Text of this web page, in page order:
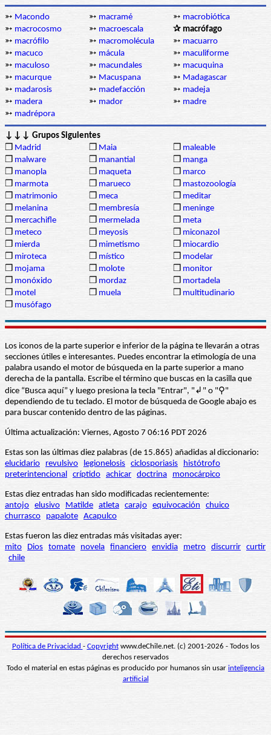
➳ Macondo ➳ macramé ➳ macrobiótica
➳ macrocosmo ➳ macroescala
✰ macrófago
➳ macrófilo ➳ macromolécula ➳ macuarro
➳ macuco ➳ mácula ➳ maculiforme
➳ maculoso ➳ macundales ➳ macuquina
➳ macurque ➳ Macuspana ➳ Madagascar
➳ madarosis ➳ madefacción ➳ madeja
➳ madera ➳ mador ➳ madre
➳ madrépora
↓↓↓ Grupos Siguientes
❒ Madrid ❒ Maia ❒ maleable
❒ malware ❒ manantial ❒ manga
❒ manopla ❒ maqueta ❒ marco
❒ marmota ❒ marueco ❒ mastozoología
❒ matrimonio ❒ meca ❒ meditar
❒ melanina ❒ membresía ❒ meninge
❒ mercachifle ❒ mermelada ❒ meta
❒ meteco ❒ meyosis ❒ miconazol
❒ mierda ❒ mimetismo ❒ miocardio
❒ miroteca ❒ místico ❒ modelar
❒ mojama ❒ molote ❒ monitor
❒ monóxido ❒ mordaz ❒ mortadela
❒ motel ❒ muela ❒ multitudinario
❒ musófago
Los iconos de la parte superior e inferior de la página te llevarán a otras
secciones útiles e interesantes. Puedes encontrar la etimología de una
palabra usando el motor de búsqueda en la parte superior a mano
derecha de la pantalla. Escribe el término que buscas en la casilla que
dice “Busca aquí” y luego presiona la tecla "Entrar", "↲" o "⚲"
dependiendo de tu teclado. El motor de búsqueda de Google abajo es
para buscar contenido dentro de las páginas.
Última actualización: Viernes, Agosto 7 06:16 PDT 2026
Estas son las últimas diez palabras (de 15.865) añadidas al diccionario:
elucidario
revulsivo legionelosis ciclosporiasis
histótrofo
preterintencional críptido achicar doctrina monocárpico
Estas diez entradas han sido modificadas recientemente:
antojo elusivo Matilde atleta carajo equivocación
chuico
churrasco
papalote Acapulco
Estas fueron las diez entradas más visitadas ayer:
mito
Dios tomate novela financiero envidia metro discurrir curtir
chile
Política de Privacidad - Copyrightwww.deChile.net. (c) 2001-2026 - Todos los
derechos reservados
Todo el material en estas páginas es producido por humanos sin usar inteligencia
artificial